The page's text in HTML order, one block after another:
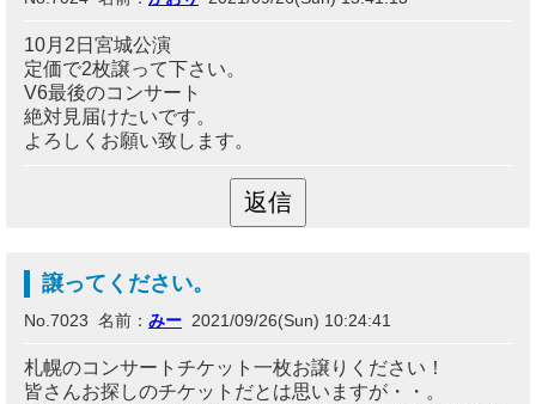
10月2日宮城公演
定価で2枚譲って下さい。
V6最後のコンサート
絶対見届けたいです。
よろしくお願い致します。
譲ってください。
No.7023 名前： みー 2021/09/26(Sun) 10:24:41
札幌のコンサートチケット一枚お譲りください！
皆さんお探しのチケットだとは思いますが・・。